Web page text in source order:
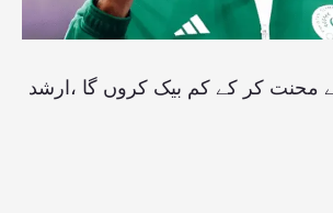
کر کے کم بیک کروں گا ،ارشد